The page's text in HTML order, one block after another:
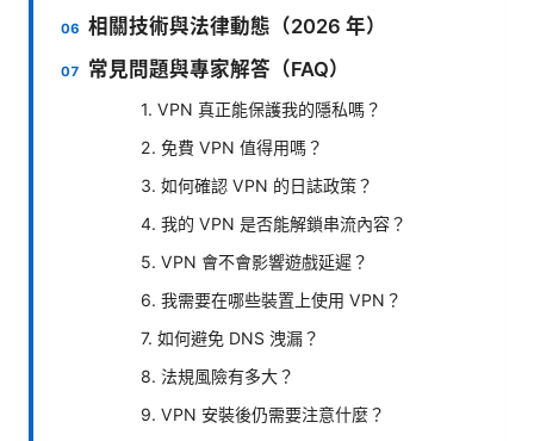
相關技術與法律動態（2026 年）
常見問題與專家解答（FAQ）
1. VPN 真正能保護我的隱私嗎？
2. 免費 VPN 值得用嗎？
3. 如何確認 VPN 的日誌政策？
4. 我的 VPN 是否能解鎖串流內容？
5. VPN 會不會影響遊戲延遲？
6. 我需要在哪些裝置上使用 VPN？
7. 如何避免 DNS 洩漏？
8. 法規風險有多大？
9. VPN 安裝後仍需要注意什麼？